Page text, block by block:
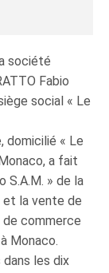
société
Fabio
social « Le
domicilié « Le
a fait
S.A.M. » de la
la vente de
commerce
Monaco.
dans les dix